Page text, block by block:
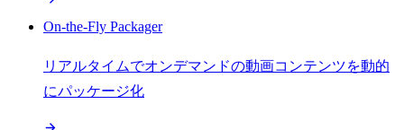
On-the-Fly Packager
リアルタイムでオンデマンドの動画コンテンツを動的
にパッケージ化